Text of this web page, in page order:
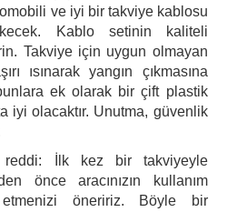
ve iyi bir takviye kablosu
Kablo setinin kaliteli
Takviye için uygun olmayan
ısınarak yangın çıkmasına
ek olarak bir çift plastik
iyi olacaktır. Unutma, güvenlik
reddi: İlk kez bir takviyeyle
önce aracınızın kullanım
etmenizi öneririz. Böyle bir